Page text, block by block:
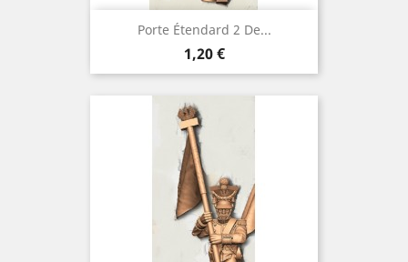
Porte Étendard 2 De...
Prix
1,20 €